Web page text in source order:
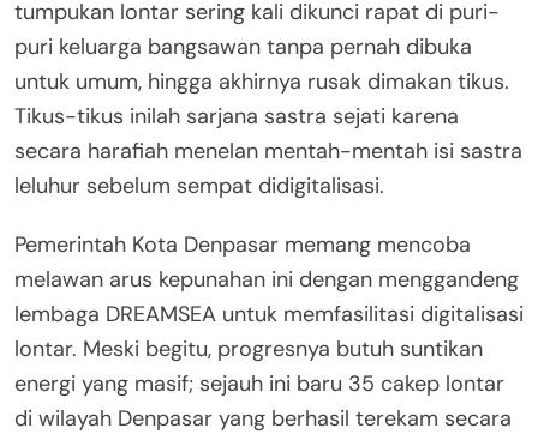
tumpukan lontar sering kali dikunci rapat di puri-
puri keluarga bangsawan tanpa pernah dibuka
untuk umum, hingga akhirnya rusak dimakan tikus.
Tikus-tikus inilah sarjana sastra sejati karena
secara harafiah menelan mentah-mentah isi sastra
leluhur sebelum sempat didigitalisasi.
Pemerintah Kota Denpasar memang mencoba
melawan arus kepunahan ini dengan menggandeng
lembaga DREAMSEA untuk memfasilitasi digitalisasi
lontar. Meski begitu, progresnya butuh suntikan
energi yang masif; sejauh ini baru 35 cakep lontar
di wilayah Denpasar yang berhasil terekam secara